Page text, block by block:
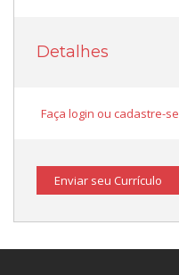
Detalhes
Faça login ou cadastre-se
Enviar seu Currículo